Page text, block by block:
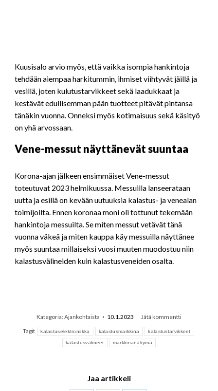
Kuusisalo arvio myös, että vaikka isompia hankintoja
tehdään aiempaa harkitummin, ihmiset viihtyvät jäillä ja
vesillä, joten kulutustarvikkeet sekä laadukkaat ja
kestävät edullisemman pään tuotteet pitävät pintansa
tänäkin vuonna. Onneksi myös kotimaisuus sekä käsityö
on yhä arvossaan.
Vene-messut näyttänevät suuntaa
Korona-ajan jälkeen ensimmäiset Vene-messut
toteutuvat 2023 helmikuussa. Messuilla lanseerataan
uutta ja esillä on kevään uutuuksia kalastus- ja venealan
toimijoilta. Ennen koronaa moni oli tottunut tekemään
hankintoja messuilta. Se miten messut vetävät tänä
vuonna väkeä ja miten kauppa käy messuilla näyttänee
myös suuntaa millaiseksi vuosi muuten muodostuu niin
kalastusvälineiden kuin kalastusveneiden osalta.
Kategoria:Ajankohtaista 10.1.2023
Jätä kommentti
Tagit
kalastuselektroniikka kalastusmarkkina kalastustarvikkeet
kalastusvälineet markkinanäkymä
Jaa artikkeli